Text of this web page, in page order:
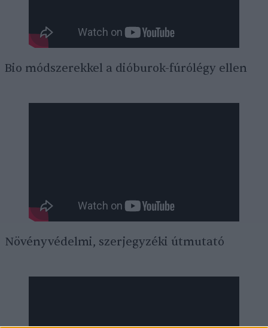
Bio módszerekkel a dióburok-fúrólégy ellen
Növényvédelmi, szerjegyzéki útmutató